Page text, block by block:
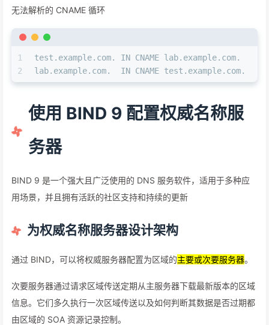
无法解析的 CNAME 循环
1
2
test.example.com. IN CNAME lab.example.com.
lab.example.com.  IN CNAME test.example.com.
使用 BIND 9 配置权威名称服
务器
BIND 9 是一个强大且广泛使用的 DNS 服务软件，适用于多种应
用场景，并且拥有活跃的社区支持和持续的更新
为权威名称服务器设计架构
通过 BIND，可以将权威服务器配置为区域的主要或次要服务器。
次要服务器通过请求区域传送定期从主服务器下载最新版本的区域
信息。它们多久执行一次区域传送以及如何判断其数据是否过期都
由区域的 SOA 资源记录控制。